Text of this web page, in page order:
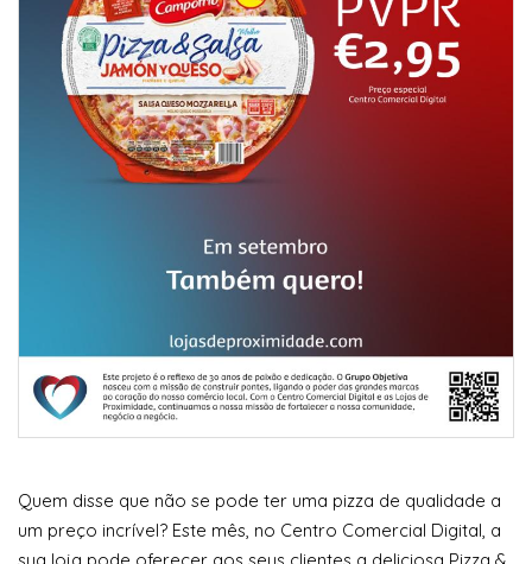
Quem disse que não se pode ter uma pizza de qualidade a
um preço incrível? Este mês, no Centro Comercial Digital, a